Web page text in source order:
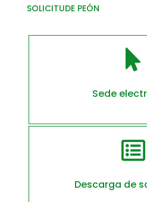
SOLICITUDE PEÓN

Sede

Descarga de